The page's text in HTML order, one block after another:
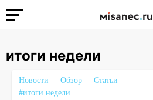
итоги недели
Новости Обзор
Статьи
#итоги недели